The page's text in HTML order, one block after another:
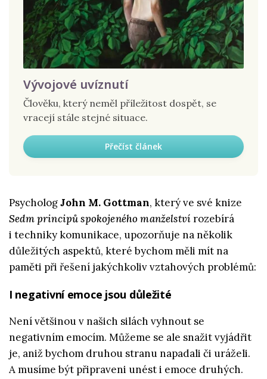
Vývojové uvíznutí
Člověku, který neměl příležitost dospět, se
vracejí stále stejné situace.
Přečíst článek
PsychologJohn M. Gottman, který ve své knize
Sedm principů spokojeného manželstvírozebírá
i techniky komunikace, upozorňuje na několik
důležitých aspektů, které bychom měli mít na
paměti při řešení jakýchkoliv vztahových problémů:
I negativní emoce jsou důležité
Není většinou v našich silách vyhnout se
negativním emocím. Můžeme se ale snažit vyjádřit
je, aniž bychom druhou stranu napadali či uráželi.
A musíme být připraveni unést i emoce druhých.